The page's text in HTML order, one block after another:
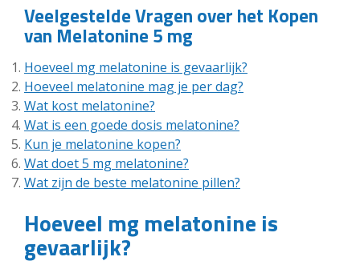
Veelgestelde Vragen over het Kopen
van Melatonine 5 mg
Hoeveel mg melatonine is gevaarlijk?
Hoeveel melatonine mag je per dag?
Wat kost melatonine?
Wat is een goede dosis melatonine?
Kun je melatonine kopen?
Wat doet 5 mg melatonine?
Wat zijn de beste melatonine pillen?
Hoeveel mg melatonine is
gevaarlijk?